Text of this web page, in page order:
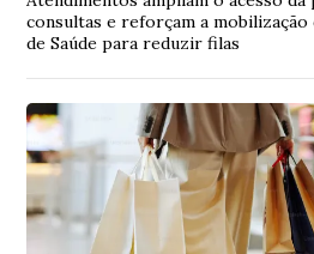
consultas e reforçam a
de Saúde para reduzir filas